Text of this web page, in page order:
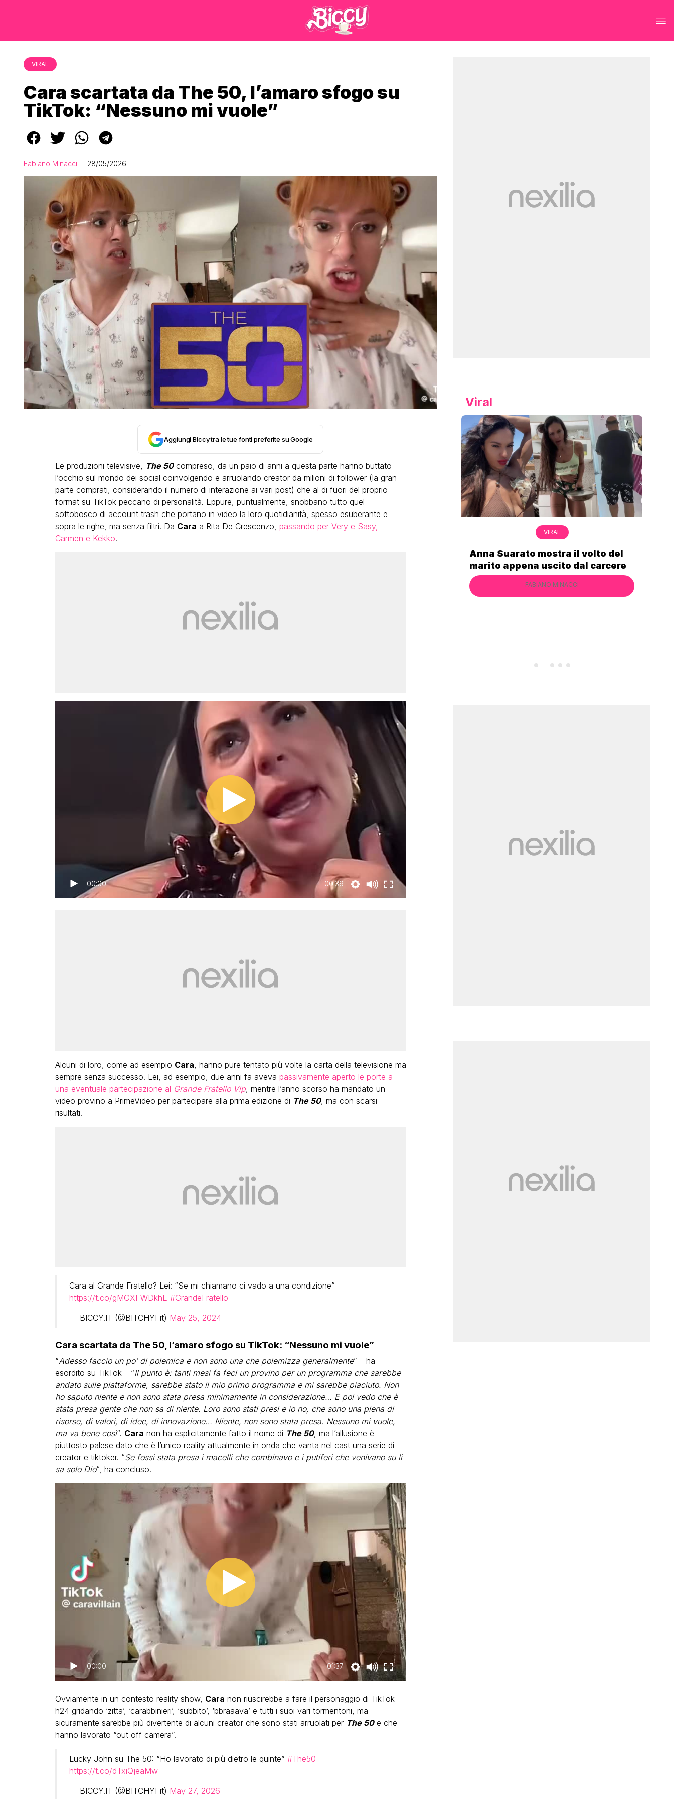
VIRAL
Cara scartata da The 50, l’amaro sfogo su
TikTok: “Nessuno mi vuole”
Fabiano Minacci 28/05/2026
Aggiungi Biccy tra le tue fonti preferite su Google
Le produzioni televisive, The 50compreso, da un paio di anni a questa parte hanno buttato
l’occhio sul mondo dei social coinvolgendo e arruolando creator da milioni di follower (la gran
parte comprati, considerando il numero di interazione ai vari post) che al di fuori del proprio
format su TikTok peccano di personalità. Eppure, puntualmente, snobbano tutto quel
sottobosco di account trash che portano in video la loro quotidianità, spesso esuberante e
sopra le righe, ma senza filtri. Da Cara a Rita De Crescenzo, passando per Very e Sasy,
Carmen e Kekko.
00:00 00:39
Alcuni di loro, come ad esempio Cara, hanno pure tentato più volte la carta della televisione ma
sempre senza successo. Lei, ad esempio, due anni fa aveva passivamente aperto le porte a
una eventuale partecipazione al Grande Fratello Vip, mentre l’anno scorso ha mandato un
video provino a PrimeVideo per partecipare alla prima edizione di The 50, ma con scarsi
risultati.
Cara al Grande Fratello? Lei: “Se mi chiamano ci vado a una condizione”
https://t.co/gMGXFWDkhE #GrandeFratello
— BICCY.IT (@BITCHYFit) May 25, 2024
Cara scartata da The 50, l’amaro sfogo su TikTok: “Nessuno mi vuole”
“Adesso faccio un po’ di polemica e non sono una che polemizza generalmente” – ha
esordito su TikTok – “Il punto è: tanti mesi fa feci un provino per un programma che sarebbe
andato sulle piattaforme, sarebbe stato il mio primo programma e mi sarebbe piaciuto. Non
ho saputo niente e non sono stata presa minimamente in considerazione… E poi vedo che è
stata presa gente che non sa di niente. Loro sono stati presi e io no, che sono una piena di
risorse, di valori, di idee, di innovazione… Niente, non sono stata presa. Nessuno mi vuole,
ma va bene così“. Cara non ha esplicitamente fatto il nome di The 50, ma l’allusione è
piuttosto palese dato che è l’unico reality attualmente in onda che vanta nel cast una serie di
creator e tiktoker. “Se fossi stata presa i macelli che combinavo e i putiferi che venivano su li
sa solo Dio“, ha concluso.
00:00 01:37
Ovviamente in un contesto reality show, Cara non riuscirebbe a fare il personaggio di TikTok
h24 gridando ‘zitta’, ‘carabbinieri’, ‘subbito’, ‘bbraaava’ e tutti i suoi vari tormentoni, ma
sicuramente sarebbe più divertente di alcuni creator che sono stati arruolati per The 50e che
hanno lavorato “out off camera”.
Lucky John su The 50: “Ho lavorato di più dietro le quinte” #The50
https://t.co/dTxiQjeaMw
— BICCY.IT (@BITCHYFit) May 27, 2026
Viral
VIRAL
Anna Suarato mostra il volto del
marito appena uscito dal carcere
FABIANO MINACCI